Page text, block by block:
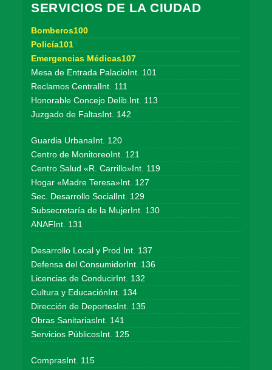
SERVICIOS DE LA CIUDAD
Bomberos100
Policía101
Emergencias Médicas107
Mesa de Entrada PalacioInt. 101
Reclamos CentralInt. 111
Honorable Concejo Delib.Int. 113
Juzgado de FaltasInt. 142
Guardia UrbanaInt. 120
Centro de MonitoreoInt. 121
Centro Salud «R. Carrillo»Int. 119
Hogar «Madre Teresa»Int. 127
Sec. Desarrollo SocialInt. 129
Subsecretaría de la MujerInt. 130
ANAFInt. 131
Desarrollo Local y Prod.Int. 137
Defensa del ConsumidorInt. 136
Licencias de ConducirInt. 132
Cultura y EducaciónInt. 134
Dirección de DeportesInt. 135
Obras SanitariasInt. 141
Servicios PúblicosInt. 125
ComprasInt. 115